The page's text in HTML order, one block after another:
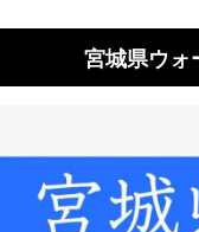
宮城県ウォ